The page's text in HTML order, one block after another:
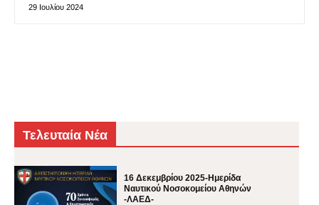
29 Ιουλίου 2024
Τελευταία Νέα
16 Δεκεμβρίου 2025-Ημερίδα
Ναυτικού Νοσοκομείου Αθηνών
-ΛΑΕΔ-